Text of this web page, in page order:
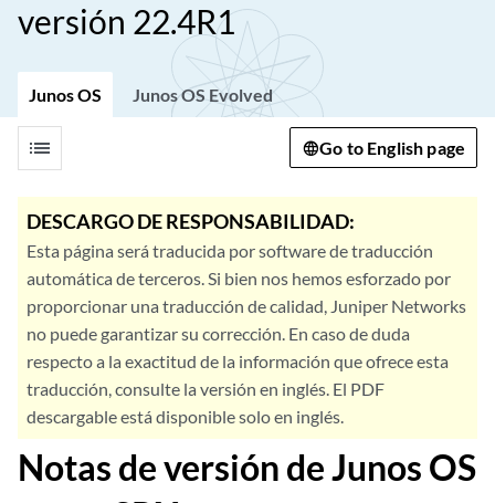
versión 22.4R1
Junos OS Junos OS Evolved
list Go to English page
DESCARGO DE RESPONSABILIDAD:
Esta página será traducida por software de traducción
automática de terceros. Si bien nos hemos esforzado por
proporcionar una traducción de calidad, Juniper Networks
no puede garantizar su corrección. En caso de duda
respecto a la exactitud de la información que ofrece esta
traducción, consulte la versión en inglés. El PDF
descargable está disponible solo en inglés.
Notas de versión de Junos OS